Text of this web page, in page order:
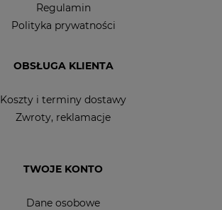
Regulamin
Polityka prywatności
OBSŁUGA KLIENTA
Koszty i terminy dostawy
Zwroty, reklamacje
TWOJE KONTO
Dane osobowe